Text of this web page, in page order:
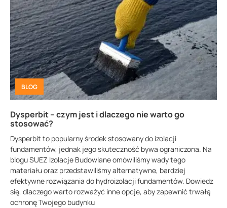
BLOG
Dysperbit – czym jest i dlaczego nie warto go
stosować?
Dysperbit to popularny środek stosowany do izolacji
fundamentów, jednak jego skuteczność bywa ograniczona. Na
blogu SUEZ Izolacje Budowlane omówiliśmy wady tego
materiału oraz przedstawiliśmy alternatywne, bardziej
efektywne rozwiązania do hydroizolacji fundamentów. Dowiedz
się, dlaczego warto rozważyć inne opcje, aby zapewnić trwałą
ochronę Twojego budynku